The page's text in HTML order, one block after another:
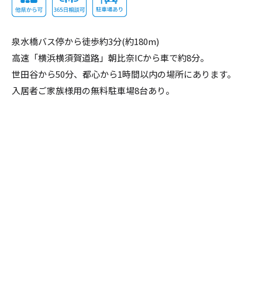
泉水橋バス停から徒歩約3分(約180m)
高速「横浜横須賀道路」朝比奈ICから車で約8分。
世田谷から50分、都心から1時間以内の場所にあります。
入居者ご家族様用の無料駐車場8台あり。